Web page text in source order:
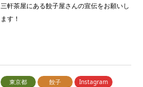
三軒茶屋にある餃子屋さんの宣伝をお願いし
ます！
東京都 餃子 Instagram